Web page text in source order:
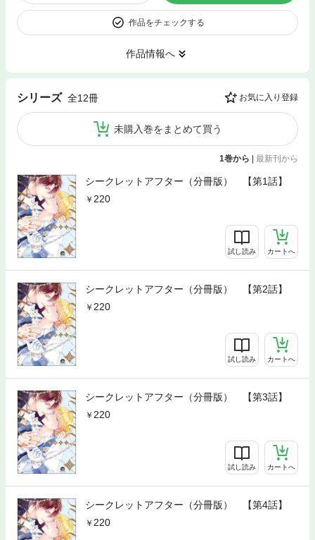
作品をチェックする
作品情報へ
シリーズ 全12冊 お気に入り登録
未購入巻をまとめて買う
1巻から | 最新刊から
シークレットアフター（分冊版） 【第1話】
220
試し読み カートへ
シークレットアフター（分冊版） 【第2話】
220
試し読み カートへ
シークレットアフター（分冊版） 【第3話】
220
試し読み カートへ
シークレットアフター（分冊版） 【第4話】
220